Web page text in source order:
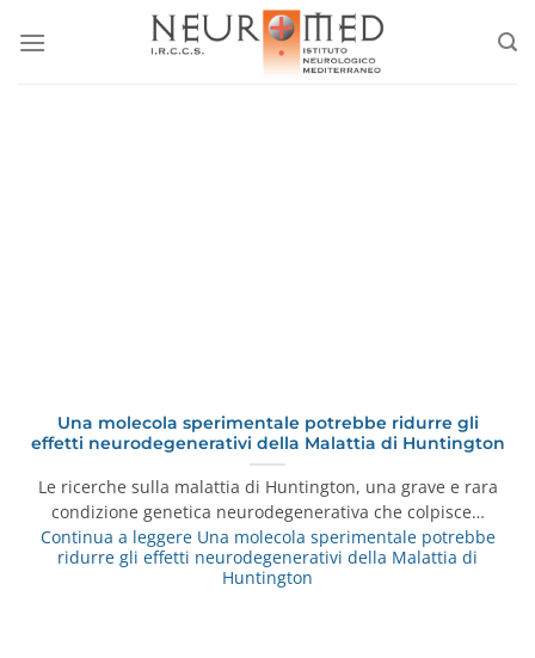
Una molecola sperimentale potrebbe ridurre gli
effetti neurodegenerativi della Malattia di Huntington
Le ricerche sulla malattia di Huntington, una grave e rara
condizione genetica neurodegenerativa che colpisce…
Continua a leggereUna molecola sperimentale potrebbe
ridurre gli effetti neurodegenerativi della Malattia di
Huntington